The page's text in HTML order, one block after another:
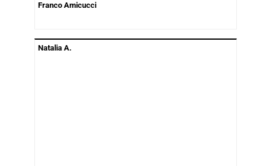
Franco Amicucci
Natalia A.